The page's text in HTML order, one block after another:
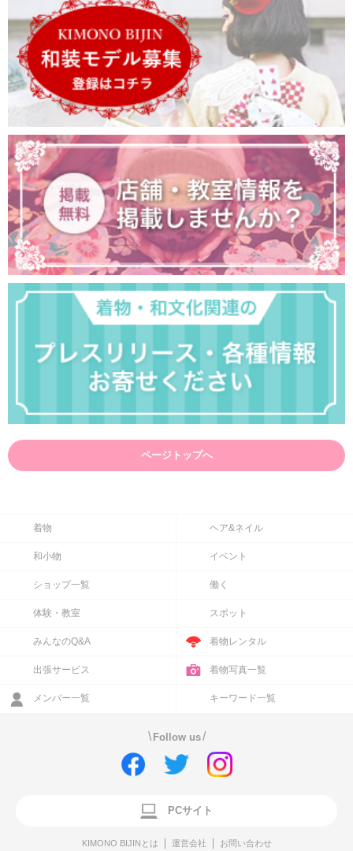
ページトップへ
着物 ヘア&ネイル
和小物 イベント
ショップ一覧 働く
体験・教室 スポット
みんなのQ&A 着物レンタル
出張サービス 着物写真一覧
メンバー一覧 キーワード一覧
\ Follow us/
PCサイト
KIMONO BIJINとは 運営会社 お問い合わせ